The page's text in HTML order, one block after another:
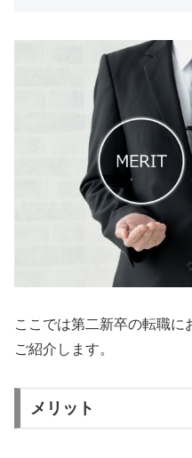
ここでは第二新卒の転職に
ご紹介します。
メリット